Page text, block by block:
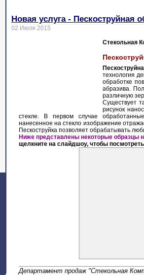
Новая услуга - Пескоструйная
02 Июля 2015
Стекольная
технология
обработке
абразива.
различную
Существует
рисунок
стекле. В первом случае
нанесенное на стекло изображение
Пескоструйка позволяет обрабатывать
Ниже представлены некоторые образцы
щелкните на слайдшоу, чтобы
Департамент продаж "Стекольная